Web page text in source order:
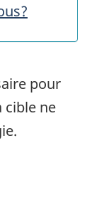
pour
cible ne